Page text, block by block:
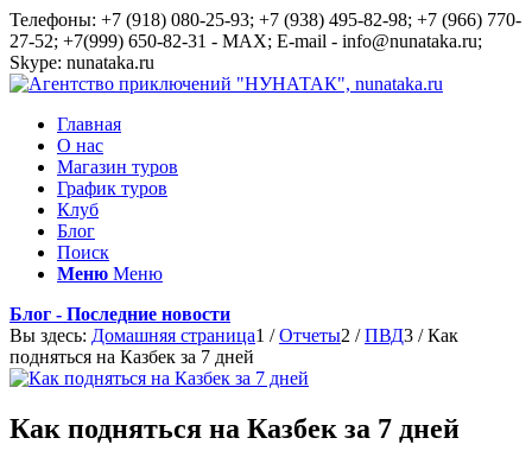
Телефоны: +7 (918) 080-25-93; +7 (938) 495-82-98; +7 (966) 770-
27-52; +7(999) 650-82-31 - MAX; E-mail - info@nunataka.ru;
Skype: nunataka.ru
Главная
О нас
Магазин туров
График туров
Клуб
Блог
Поиск
Меню Меню
Блог - Последние новости
Вы здесь: Домашняя страница1 / Отчеты2 / ПВД3 / Как
подняться на Казбек за 7 дней
Как подняться на Казбек за 7 дней